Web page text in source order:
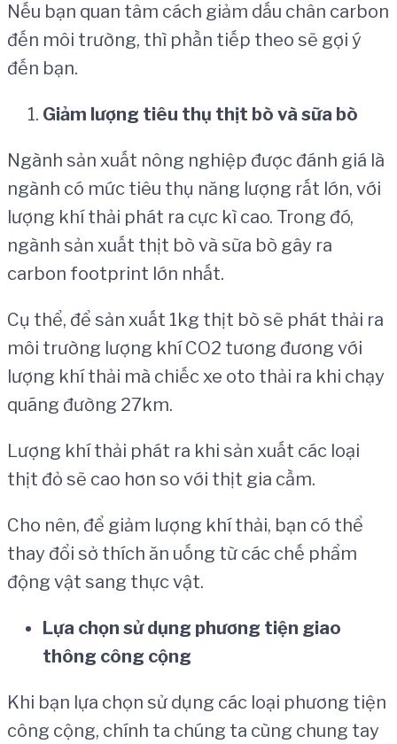
Nếu bạn quan tâm cách giảm dấu chân carbon
đến môi trường, thì phần tiếp theo sẽ gợi ý
đến bạn.
Giảm lượng tiêu thụ thịt bò và sữa bò
Ngành sản xuất nông nghiệp được đánh giá là
ngành có mức tiêu thụ năng lượng rất lớn, với
lượng khí thải phát ra cực kì cao. Trong đó,
ngành sản xuất thịt bò và sữa bò gây ra
carbon footprint lớn nhất.
Cụ thể, để sản xuất 1kg thịt bò sẽ phát thải ra
môi trường lượng khí CO2 tương đương với
lượng khí thải mà chiếc xe oto thải ra khi chạy
quãng đường 27km.
Lượng khí thải phát ra khi sản xuất các loại
thịt đỏ sẽ cao hơn so với thịt gia cầm.
Cho nên, để giảm lượng khí thải, bạn có thể
thay đổi sở thích ăn uống từ các chế phẩm
động vật sang thực vật.
Lựa chọn sửdụng phương tiện giao
thông công cộng
Khi bạn lựa chọn sử dụng các loại phương tiện
công cộng, chính ta chúng ta cùng chung tay